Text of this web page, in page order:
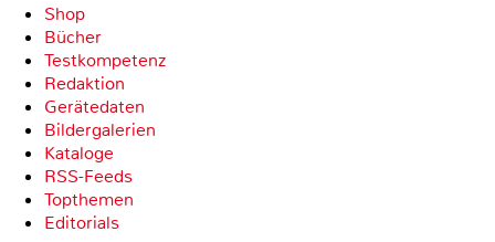
Shop
Bücher
Testkompetenz
Redaktion
Gerätedaten
Bildergalerien
Kataloge
RSS-Feeds
Topthemen
Editorials